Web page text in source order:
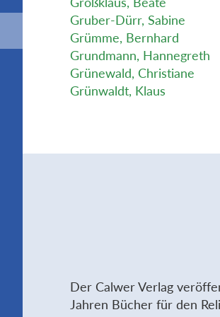
Gruber-Dürr, Sabine
Grümme, Bernhard
Grundmann, Hannegreth
Grünewald, Christiane
Grünwaldt, Klaus
Der Calwer Verlag
Jahren Bücher für den